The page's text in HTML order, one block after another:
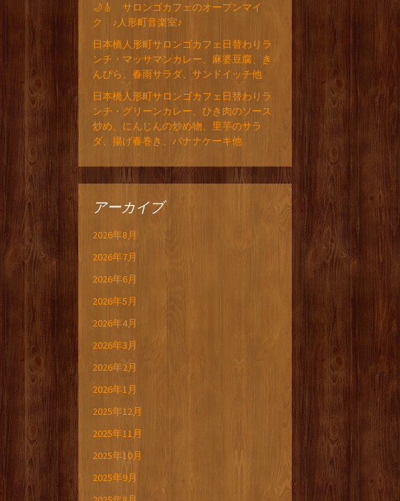
🌙🎸 サロンゴカフェのオープンマイ
ク ♪人形町音楽室♪
日本橋人形町サロンゴカフェ日替わりラ
ンチ・マッサマンカレー、麻婆豆腐、き
んぴら、春雨サラダ、サンドイッチ他
日本橋人形町サロンゴカフェ日替わりラ
ンチ・グリーンカレー、ひき肉のソース
炒め、にんじんの炒め物、里芋のサラ
ダ、揚げ春巻き、バナナケーキ他
アーカイブ
2026年8月
2026年7月
2026年6月
2026年5月
2026年4月
2026年3月
2026年2月
2026年1月
2025年12月
2025年11月
2025年10月
2025年9月